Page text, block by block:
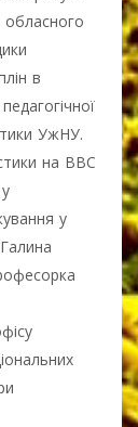
в
УжНУ.
на BBC
у